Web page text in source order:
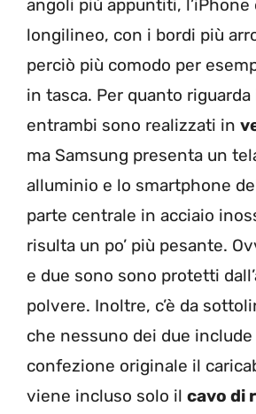
angoli più appuntiti, l’iPhone
longilineo, con i bordi più
perciò più comodo per
in tasca. Per quanto riguarda
entrambi sono realizzati in
ma Samsung presenta un
alluminio e lo smartphone
parte centrale in acciaio
risulta un po’ più pesante.
e due sono sono protetti
polvere. Inoltre, c’è da
che nessuno dei due
confezione originale il
viene incluso solo il cavo di